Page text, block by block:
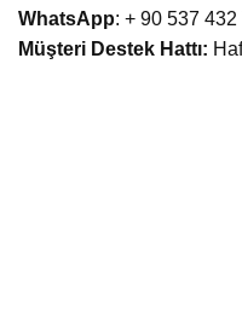
WhatsApp: + 90 537 432
Müşteri Destek Hattı: